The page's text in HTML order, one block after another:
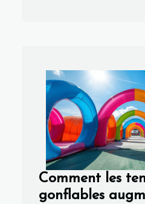
Comment les
gonflables